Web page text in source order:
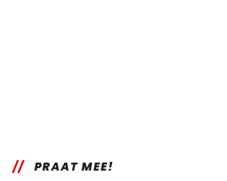
PRAAT MEE!